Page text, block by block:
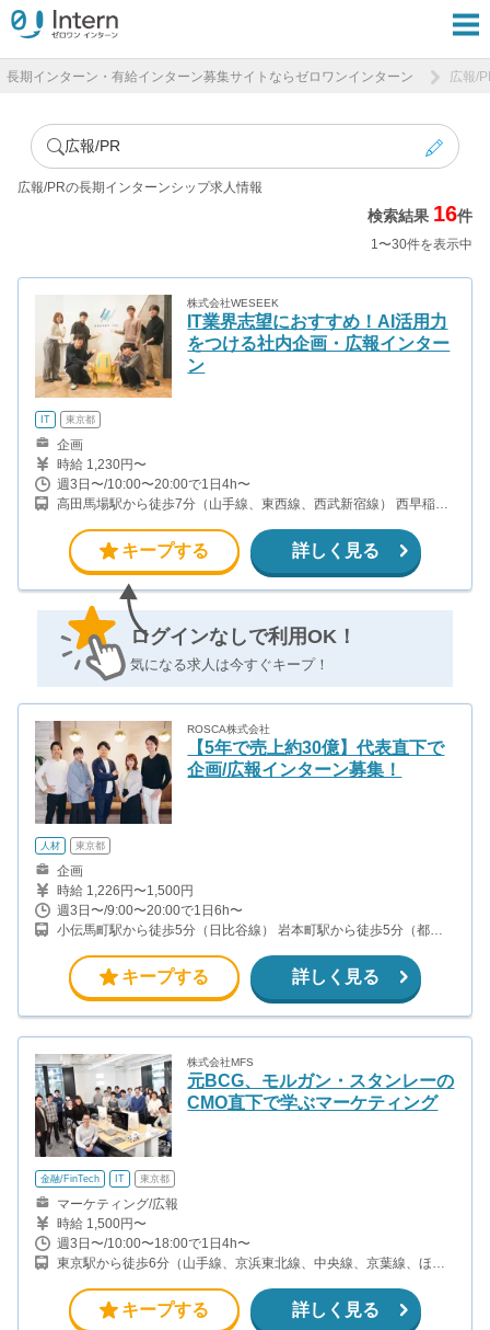
長期インターン・有給インターン募集サイトならゼロワンインターン 広報/
広報/PR
広報/PRの長期インターンシップ求人情報
検索結果 16件
1〜30件を表示中
株式会社WESEEK
IT業界志望におすすめ！AI活用力
をつける社内企画・広報インター
ン
IT 東京都
企画
時給 1,230円〜
週3日〜/10:00〜20:00で1日4h〜
高田馬場駅から徒歩7分（山手線、東西線、西武新宿線） 西早稲田
キープする 詳しく見る
ログインなしで利用OK！
気になる求人は今すぐキープ！
ROSCA株式会社
【5年で売上約30億】代表直下で
企画/広報インターン募集！
人材 東京都
企画
時給 1,226円〜1,500円
週3日〜/9:00〜20:00で1日6h〜
小伝馬町駅から徒歩5分（日比谷線） 岩本町駅から徒歩5分（都営
（JR）
キープする 詳しく見る
株式会社MFS
元BCG、モルガン・スタンレーの
CMO直下で学ぶマーケティング
金融/FinTech IT 東京都
マーケティング/広報
時給 1,500円〜
週3日〜/10:00〜18:00で1日4h〜
東京駅から徒歩6分（山手線、京浜東北線、中央線、京葉線、ほ
線、ほか）
キープする 詳しく見る